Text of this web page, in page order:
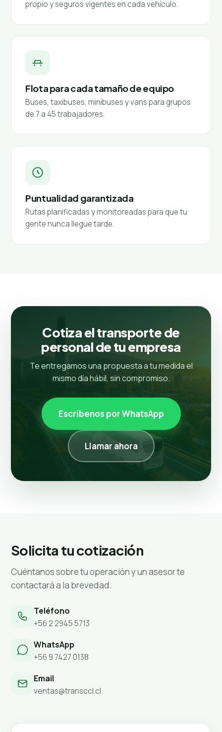
propio y seguros vigentes en cada vehículo.
Flota para cada tamaño de equipo
Buses, taxibuses, minibuses y vans para grupos
de 7 a 45 trabajadores.
Puntualidad garantizada
Rutas planificadas y monitoreadas para que tu
gente nunca llegue tarde.
Cotiza el transporte de
personal de tu empresa
Te entregamos una propuesta a tu medida el
mismo día hábil, sin compromiso.
Escríbenos por WhatsApp
Llamar ahora
Solicita tu cotización
Cuéntanos sobre tu operación y un asesor te
contactará a la brevedad.
Teléfono
+56 2 2945 5713
WhatsApp
+56 9 7427 0138
Email
ventas@transccl.cl